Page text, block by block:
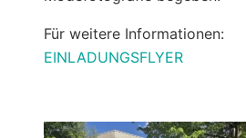
Für weitere Informationen:
EINLADUNGSFLYER